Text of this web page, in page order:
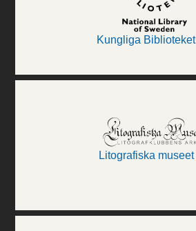
Kungliga Biblioteket
Litografiska museet